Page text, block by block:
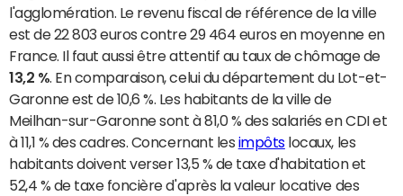
l'agglomération. Le revenu fiscal de référence de la ville
est de 22 803 euros contre 29 464 euros en moyenne en
France. Il faut aussi être attentif au taux de chômage de
13,2 % . En comparaison, celui du département du Lot-et-
Garonne est de 10,6 %. Les habitants de la ville de
Meilhan-sur-Garonne sont à 81,0 % des salariés en CDI et
à 11,1 % des cadres. Concernant les impôtslocaux, les
habitants doivent verser 13,5 % de taxe d'habitation et
52,4 % de taxe foncière d'après la valeur locative des